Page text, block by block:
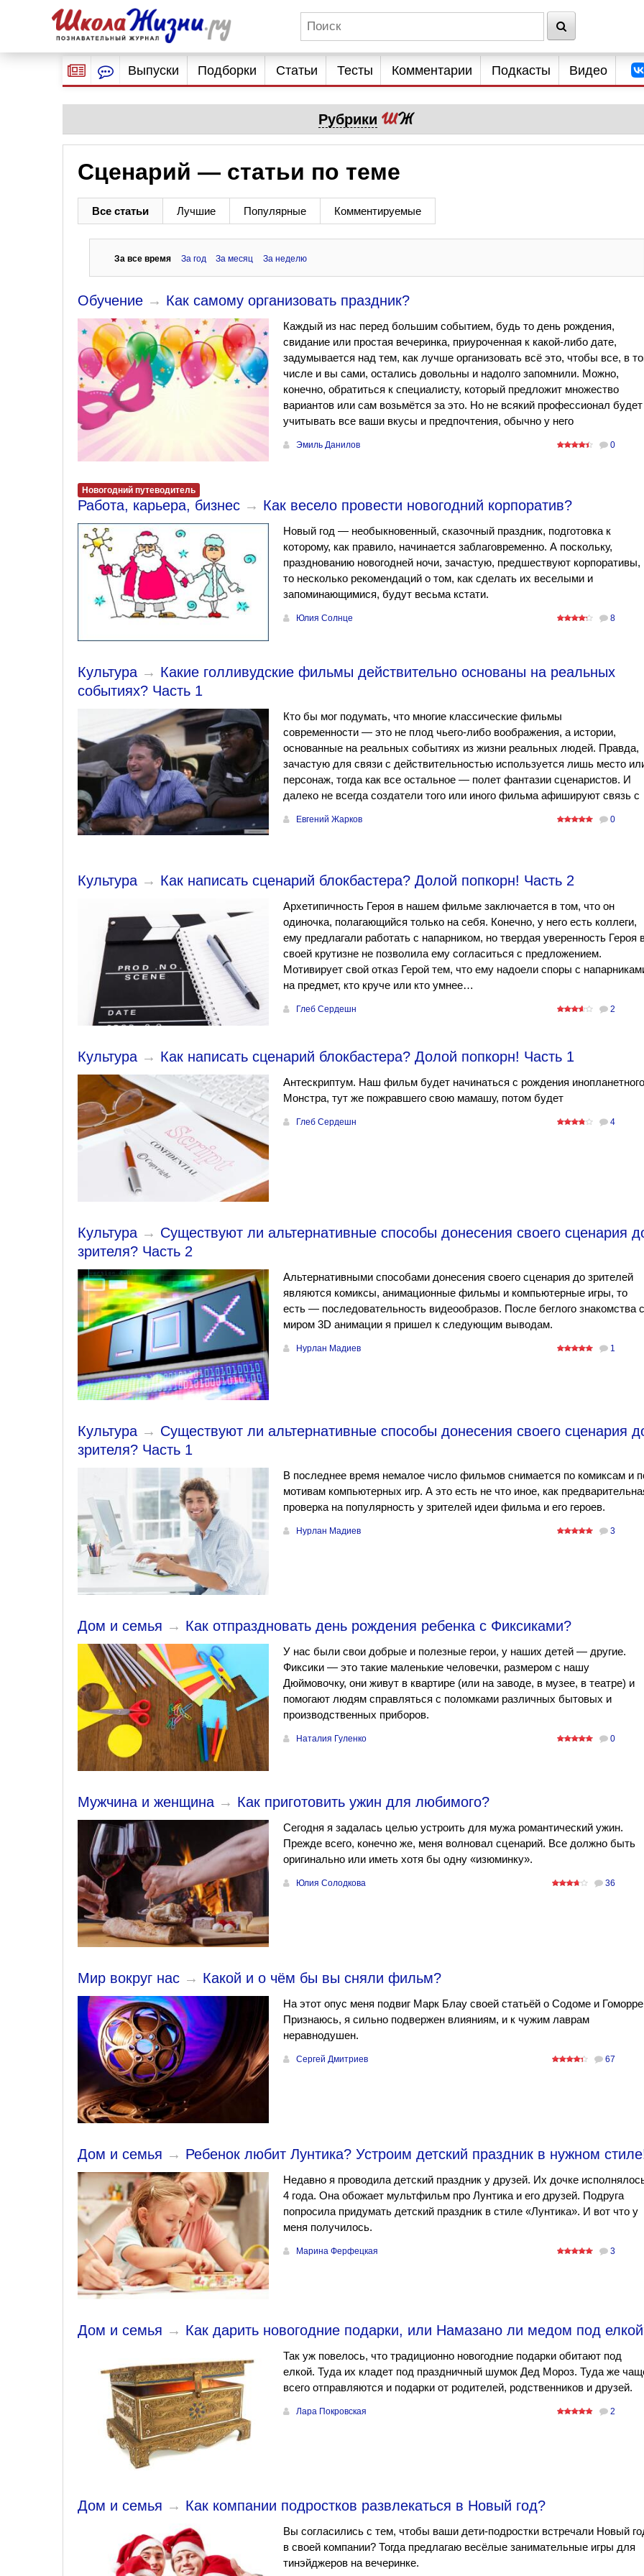
Выпуски Подборки Статьи Тесты Комментарии Подкасты Видео
Рубрики
Сценарий — статьи по теме
Все статьи Лучшие Популярные Комментируемые
За все время За год За месяц За неделю
Обучение → Как самому организовать праздник?
Каждый из нас перед большим событием, будь то день рождения,
свидание или простая вечеринка, приуроченная к какой-либо дате,
задумывается над тем, как лучше организовать всё это, чтобы все, в
числе и вы сами, остались довольны и надолго запомнили. Можно,
конечно, обратиться к специалисту, который предложит множество
вариантов или сам возьмётся за это. Но не всякий профессионал будет
учитывать все ваши вкусы и предпочтения, обычно у него
Эмиль Данилов 0
Новогодний путеводитель
Работа, карьера, бизнес → Как весело провести новогодний корпоратив?
Новый год — необыкновенный, сказочный праздник, подготовка к
которому, как правило, начинается заблаговременно. А поскольку,
празднованию новогодней ночи, зачастую, предшествуют корпоративы,
то несколько рекомендаций о том, как сделать их веселыми и
запоминающимися, будут весьма кстати.
Юлия Солнце 8
Культура → Какие голливудские фильмы действительно основаны на реальных
событиях? Часть 1
Кто бы мог подумать, что многие классические фильмы
современности — это не плод чьего-либо воображения, а истории,
основанные на реальных событиях из жизни реальных людей. Правда,
зачастую для связи с действительностью используется лишь место
персонаж, тогда как все остальное — полет фантазии сценаристов. И
далеко не всегда создатели того или иного фильма афишируют связь с
Евгений Жарков 0
Культура → Как написать сценарий блокбастера? Долой попкорн! Часть 2
Архетипичность Героя в нашем фильме заключается в том, что он
одиночка, полагающийся только на себя. Конечно, у него есть коллеги,
ему предлагали работать с напарником, но твердая уверенность Героя
своей крутизне не позволила ему согласиться с предложением.
Мотивирует свой отказ Герой тем, что ему надоели споры с
на предмет, кто круче или кто умнее…
Глеб Сердешн 2
Культура → Как написать сценарий блокбастера? Долой попкорн! Часть 1
Антескриптум. Наш фильм будет начинаться с рождения инопланетного
Монстра, тут же пожравшего свою мамашу, потом будет
Глеб Сердешн 4
Культура → Существуют ли альтернативные способы донесения своего сценария
зрителя? Часть 2
Альтернативными способами донесения своего сценария до зрителей
являются комиксы, анимационные фильмы и компьютерные игры, то
есть — последовательность видеообразов. После беглого знакомства с
миром 3D анимации я пришел к следующим выводам.
Нурлан Мадиев 1
Культура → Существуют ли альтернативные способы донесения своего сценария
зрителя? Часть 1
В последнее время немалое число фильмов снимается по комиксам и
мотивам компьютерных игр. А это есть не что иное, как
проверка на популярность у зрителей идеи фильма и его героев.
Нурлан Мадиев 3
Дом и семья → Как отпраздновать день рождения ребенка с Фиксиками?
У нас были свои добрые и полезные герои, у наших детей — другие.
Фиксики — это такие маленькие человечки, размером с нашу
Дюймовочку, они живут в квартире (или на заводе, в музее, в театре) и
помогают людям справляться с поломками различных бытовых и
производственных приборов.
Наталия Гуленко 0
Мужчина и женщина → Как приготовить ужин для любимого?
Сегодня я задалась целью устроить для мужа романтический ужин.
Прежде всего, конечно же, меня волновал сценарий. Все должно быть
оригинально или иметь хотя бы одну «изюминку».
Юлия Солодкова 36
Мир вокруг нас → Какой и о чём бы вы сняли фильм?
На этот опус меня подвиг Марк Блау своей статьёй о Содоме и
Признаюсь, я сильно подвержен влияниям, и к чужим лаврам
неравнодушен.
Сергей Дмитриев 67
Дом и семья → Ребенок любит Лунтика? Устроим детский праздник в нужном
Недавно я проводила детский праздник у друзей. Их дочке
4 года. Она обожает мультфильм про Лунтика и его друзей. Подруга
попросила придумать детский праздник в стиле «Лунтика». И вот что у
меня получилось.
Марина Ферфецкая 3
Дом и семья → Как дарить новогодние подарки, или Намазано ли медом под
Так уж повелось, что традиционно новогодние подарки обитают под
елкой. Туда их кладет под праздничный шумок Дед Мороз. Туда же
всего отправляются и подарки от родителей, родственников и друзей.
Лара Покровская 2
Дом и семья → Как компании подростков развлекаться в Новый год?
Вы согласились с тем, чтобы ваши дети-подростки встречали Новый
в своей компании? Тогда предлагаю весёлые занимательные игры для
тинэйджеров на вечеринке.